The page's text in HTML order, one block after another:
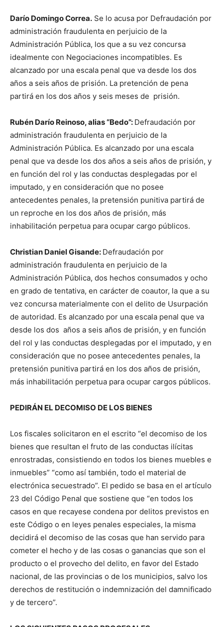
Darío Domingo Correa. Se lo acusa por Defraudación por
administración fraudulenta en perjuicio de la
Administración Pública, los que a su vez concursa
idealmente con Negociaciones incompatibles. Es
alcanzado por una escala penal que va desde los dos
años a seis años de prisión. La pretención de pena
partirá en los dos años y seis meses de prisión.
Rubén Darío Reinoso, alias “Bedo”: Defraudación por
administración fraudulenta en perjuicio de la
Administración Pública. Es alcanzado por una escala
penal que va desde los dos años a seis años de prisión, y
en función del rol y las conductas desplegadas por el
imputado, y en consideración que no posee
antecedentes penales, la pretensión punitiva partirá de
un reproche en los dos años de prisión, más
inhabilitación perpetua para ocupar cargo públicos.
Christian Daniel Gisande: Defraudación por
administración fraudulenta en perjuicio de la
Administración Pública, dos hechos consumados y ocho
en grado de tentativa, en carácter de coautor, la que a su
vez concursa materialmente con el delito de Usurpación
de autoridad. Es alcanzado por una escala penal que va
desde los dos años a seis años de prisión, y en función
del rol y las conductas desplegadas por el imputado, y en
consideración que no posee antecedentes penales, la
pretensión punitiva partirá en los dos años de prisión,
más inhabilitación perpetua para ocupar cargos públicos.
PEDIRÁN EL DECOMISO DE LOS BIENES
Los fiscales solicitaron en el escrito “el decomiso de los
bienes que resultan el fruto de las conductas ilícitas
enrostradas, consistiendo en todos los bienes muebles e
inmuebles” “como así también, todo el material de
electrónica secuestrado”. El pedido se basa en el artículo
23 del Código Penal que sostiene que “en todos los
casos en que recayese condena por delitos previstos en
este Código o en leyes penales especiales, la misma
decidirá el decomiso de las cosas que han servido para
cometer el hecho y de las cosas o ganancias que son el
producto o el provecho del delito, en favor del Estado
nacional, de las provincias o de los municipios, salvo los
derechos de restitución o indemnización del damnificado
y de tercero”.